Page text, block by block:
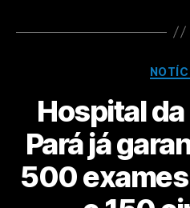
Hospital
Pará já
500